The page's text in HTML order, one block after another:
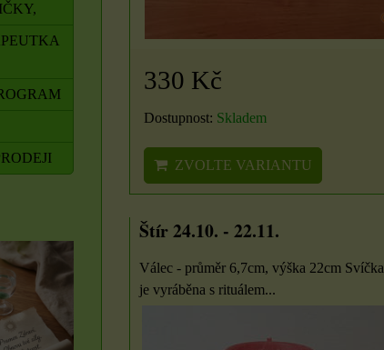
330 Kč
Dostupnost: Skladem
ZVOLTE VARIANTU
Štír 24.10. - 22.11.
Válec - průměr 6,7cm, výška 22cm Svíčka
je vyráběna s rituálem...